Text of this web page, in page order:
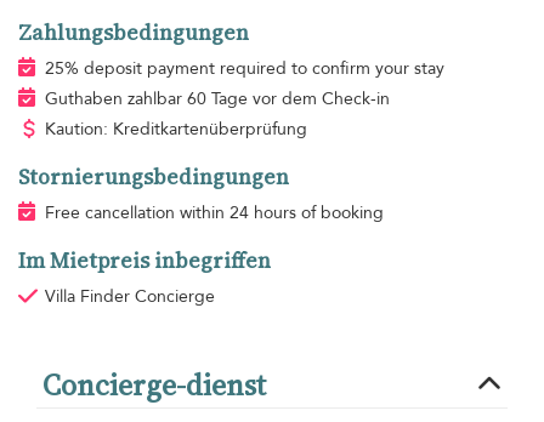
Zahlungsbedingungen
25% deposit payment required to confirm your stay
Guthaben zahlbar 60 Tage vor dem Check-in
Kaution: Kreditkartenüberprüfung
Stornierungsbedingungen
Free cancellation within 24 hours of booking
Im Mietpreis inbegriffen
Villa Finder Concierge
Concierge-dienst